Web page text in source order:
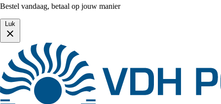
Bestel vandaag, betaal op jouw manier
Luk